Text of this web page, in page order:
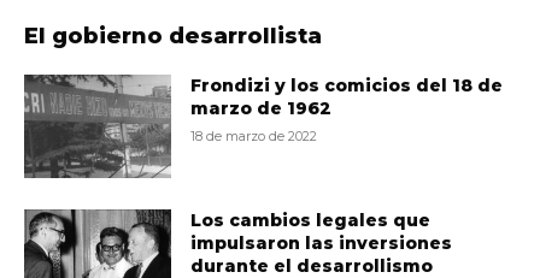
El gobierno desarrollista
Frondizi y los comicios del 18 de
marzo de 1962
18 de marzo de 2022
Los cambios legales que
impulsaron las inversiones
durante el desarrollismo